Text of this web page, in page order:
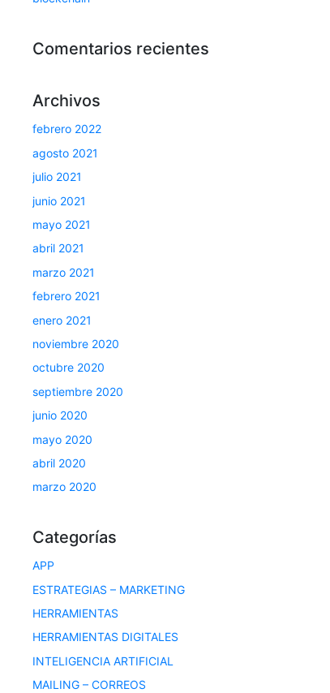
Comentarios recientes
Archivos
febrero 2022
agosto 2021
julio 2021
junio 2021
mayo 2021
abril 2021
marzo 2021
febrero 2021
enero 2021
noviembre 2020
octubre 2020
septiembre 2020
junio 2020
mayo 2020
abril 2020
marzo 2020
Categorías
APP
ESTRATEGIAS – MARKETING
HERRAMIENTAS
HERRAMIENTAS DIGITALES
INTELIGENCIA ARTIFICIAL
MAILING – CORREOS